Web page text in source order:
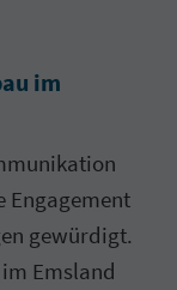
im
Engagement
gewürdigt.
im Emsland